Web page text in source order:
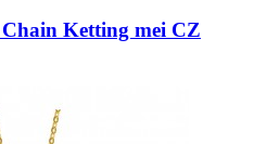
Ketting mei CZ